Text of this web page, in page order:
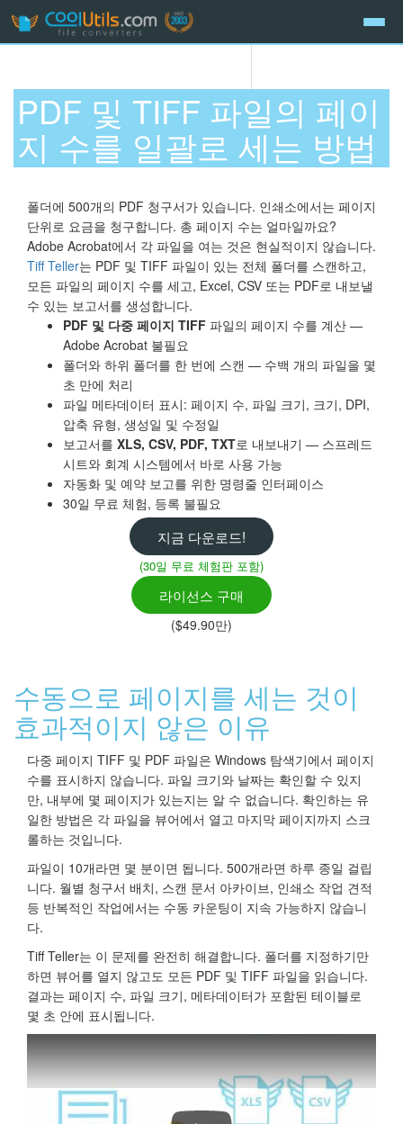
PDF 및 TIFF 파일의 페이
지 수를 일괄로 세는 방법
폴더에 500개의 PDF 청구서가 있습니다. 인쇄소에서는 페이지
단위로 요금을 청구합니다. 총 페이지 수는 얼마일까요?
Adobe Acrobat에서 각 파일을 여는 것은 현실적이지 않습니다.
Tiff Teller는 PDF 및 TIFF 파일이 있는 전체 폴더를 스캔하고,
모든 파일의 페이지 수를 세고, Excel, CSV 또는 PDF로 내보낼
수 있는 보고서를 생성합니다.
PDF 및 다중 페이지 TIFF 파일의 페이지 수를 계산 —
Adobe Acrobat 불필요
폴더와 하위 폴더를 한 번에 스캔 — 수백 개의 파일을 몇
초 만에 처리
파일 메타데이터 표시: 페이지 수, 파일 크기, 크기, DPI,
압축 유형, 생성일 및 수정일
보고서를 XLS, CSV, PDF, TXT로 내보내기 — 스프레드
시트와 회계 시스템에서 바로 사용 가능
자동화 및 예약 보고를 위한 명령줄 인터페이스
30일 무료 체험, 등록 불필요
지금 다운로드!
(30일 무료 체험판 포함)
라이선스 구매
($49.90만)
수동으로 페이지를 세는 것이
효과적이지 않은 이유
다중 페이지 TIFF 및 PDF 파일은 Windows 탐색기에서 페이지
수를 표시하지 않습니다. 파일 크기와 날짜는 확인할 수 있지
만, 내부에 몇 페이지가 있는지는 알 수 없습니다. 확인하는 유
일한 방법은 각 파일을 뷰어에서 열고 마지막 페이지까지 스크
롤하는 것입니다.
파일이 10개라면 몇 분이면 됩니다. 500개라면 하루 종일 걸립
니다. 월별 청구서 배치, 스캔 문서 아카이브, 인쇄소 작업 견적
등 반복적인 작업에서는 수동 카운팅이 지속 가능하지 않습니
다.
Tiff Teller는 이 문제를 완전히 해결합니다. 폴더를 지정하기만
하면 뷰어를 열지 않고도 모든 PDF 및 TIFF 파일을 읽습니다.
결과는 페이지 수, 파일 크기, 메타데이터가 포함된 테이블로
몇 초 안에 표시됩니다.